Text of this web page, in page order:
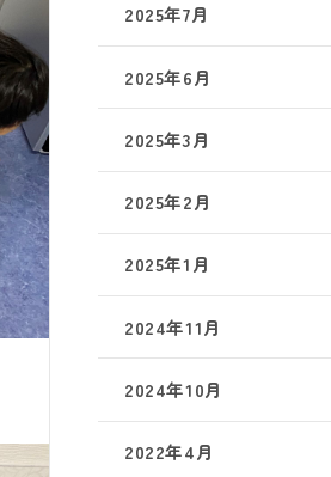
2025年7月
2025年6月
2025年3月
2025年2月
2025年1月
2024年11月
2024年10月
2022年4月